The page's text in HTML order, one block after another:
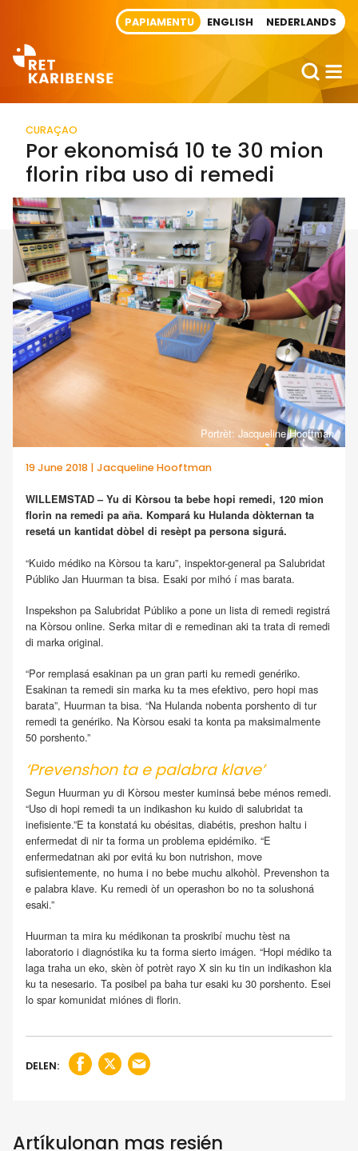
PAPIAMENTU ENGLISH NEDERLANDS
CURAÇAO
Por ekonomisá 10 te 30 mion
florin riba uso di remedi
Portrèt: Jacqueline Hooftman
19 June 2018 | Jacqueline Hooftman
WILLEMSTAD – Yu di Kòrsou ta bebe hopi remedi, 120 mion
florin na remedi pa aña. Kompará ku Hulanda dòkternan ta
resetá un kantidat dòbel di resèpt pa persona sigurá.
“Kuido médiko na Kòrsou ta karu”, inspektor-general pa Salubridat
Públiko Jan Huurman ta bisa. Esaki por mihó í mas barata.
Inspekshon pa Salubridat Públiko a pone un lista di remedi registrá
na Kòrsou online. Serka mitar di e remedinan aki ta trata di remedi
di marka original.
“Por remplasá esakinan pa un gran parti ku remedi genériko.
Esakinan ta remedi sin marka ku ta mes efektivo, pero hopi mas
barata”, Huurman ta bisa. “Na Hulanda nobenta porshento di tur
remedi ta genériko. Na Kòrsou esaki ta konta pa maksimalmente
50 porshento.”
‘Prevenshon ta e palabra klave’
Segun Huurman yu di Kòrsou mester kuminsá bebe ménos remedi.
“Uso di hopi remedi ta un indikashon ku kuido di salubridat ta
inefisiente.”E ta konstatá ku obésitas, diabétis, preshon haltu i
enfermedat di nir ta forma un problema epidémiko. “E
enfermedatnan aki por evitá ku bon nutrishon, move
sufisientemente, no huma i no bebe muchu alkohòl. Prevenshon ta
e palabra klave. Ku remedi òf un operashon bo no ta solushoná
esaki.”
Huurman ta mira ku médikonan ta proskribí muchu tèst na
laboratorio i diagnóstika ku ta forma sierto imágen. “Hopi médiko ta
laga traha un eko, skèn òf potrèt rayo X sin ku tin un indikashon kla
ku ta nesesario. Ta posibel pa baha tur esaki ku 30 porshento. Esei
lo spar komunidat miónes di florin.
DELEN:
Artíkulonan mas resién